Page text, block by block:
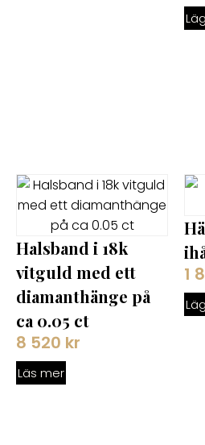
Halsband i 18k
vitguld med ett
diamanthänge på
ca 0.05 ct
8 520 kr
Läs mer
1